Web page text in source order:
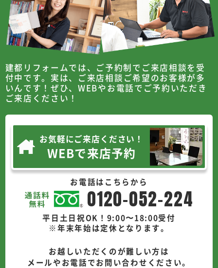
建都リフォームでは、ご予約制でご来店相談を受
付中です。 実は、ご来店相談ご希望のお客様が多
いんです！ぜひ、WEBやお電話でご予約いただき
ご来店ください！
お気軽にご来店ください！
WEBで来店予約
お電話はこちらから
0120-052-224
平日土日祝OK！9:00〜18:00受付
※年末年始は定休となります。
お越しいただくのが難しい方は
メールやお電話でお問い合わせください。